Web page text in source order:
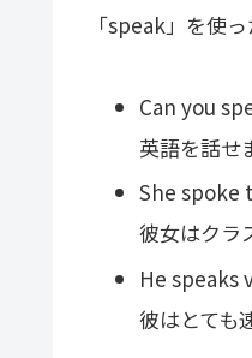
「speak」を使
Can you
英語を話せ
She spoke
彼女はクラ
He speaks
彼はとても